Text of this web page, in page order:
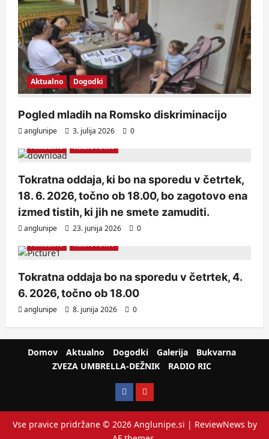
Aktualno Dogodki
Pogled mladih na Romsko diskriminacijo
anglunipe 3. julija 2026
0
Aktualno
Radio Arhiv
Tokratna oddaja, ki bo na sporedu v četrtek,
18. 6. 2026, točno ob 18.00, bo zagotovo ena
izmed tistih, ki jih ne smete zamuditi.
anglunipe 23. junija 2026
0
Aktualno
Radio Arhiv
Tokratna oddaja bo na sporedu v četrtek, 4.
6. 2026, točno ob 18.00
anglunipe 8. junija 2026 0
Domov Aktualno Dogodki Galerija
Bukvarna
ZVEZA UMBRELLA-DEŽNIK
RADIO RIC
Vse pravice pridržane © 2026 Anglunipe.si | ReviewNews by